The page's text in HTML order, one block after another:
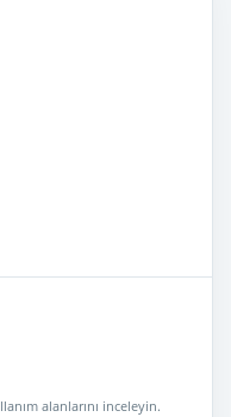
alanlarını inceleyin.